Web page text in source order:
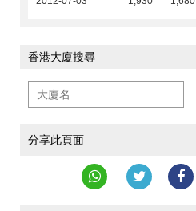
香港大廈搜尋
分享此頁面